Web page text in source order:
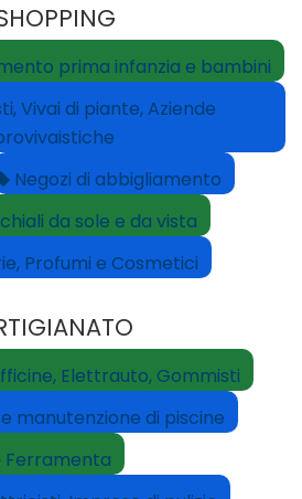
prima infanzia e bambini
Vivai di piante, Aziende
Negozi di abbigliamento
da sole e da vista
Profumi e Cosmetici
Elettrauto, Gommisti
manutenzione di piscine
Ferramenta